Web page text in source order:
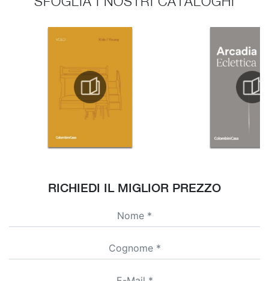
RICHIEDI IL MIGLIOR PREZZO